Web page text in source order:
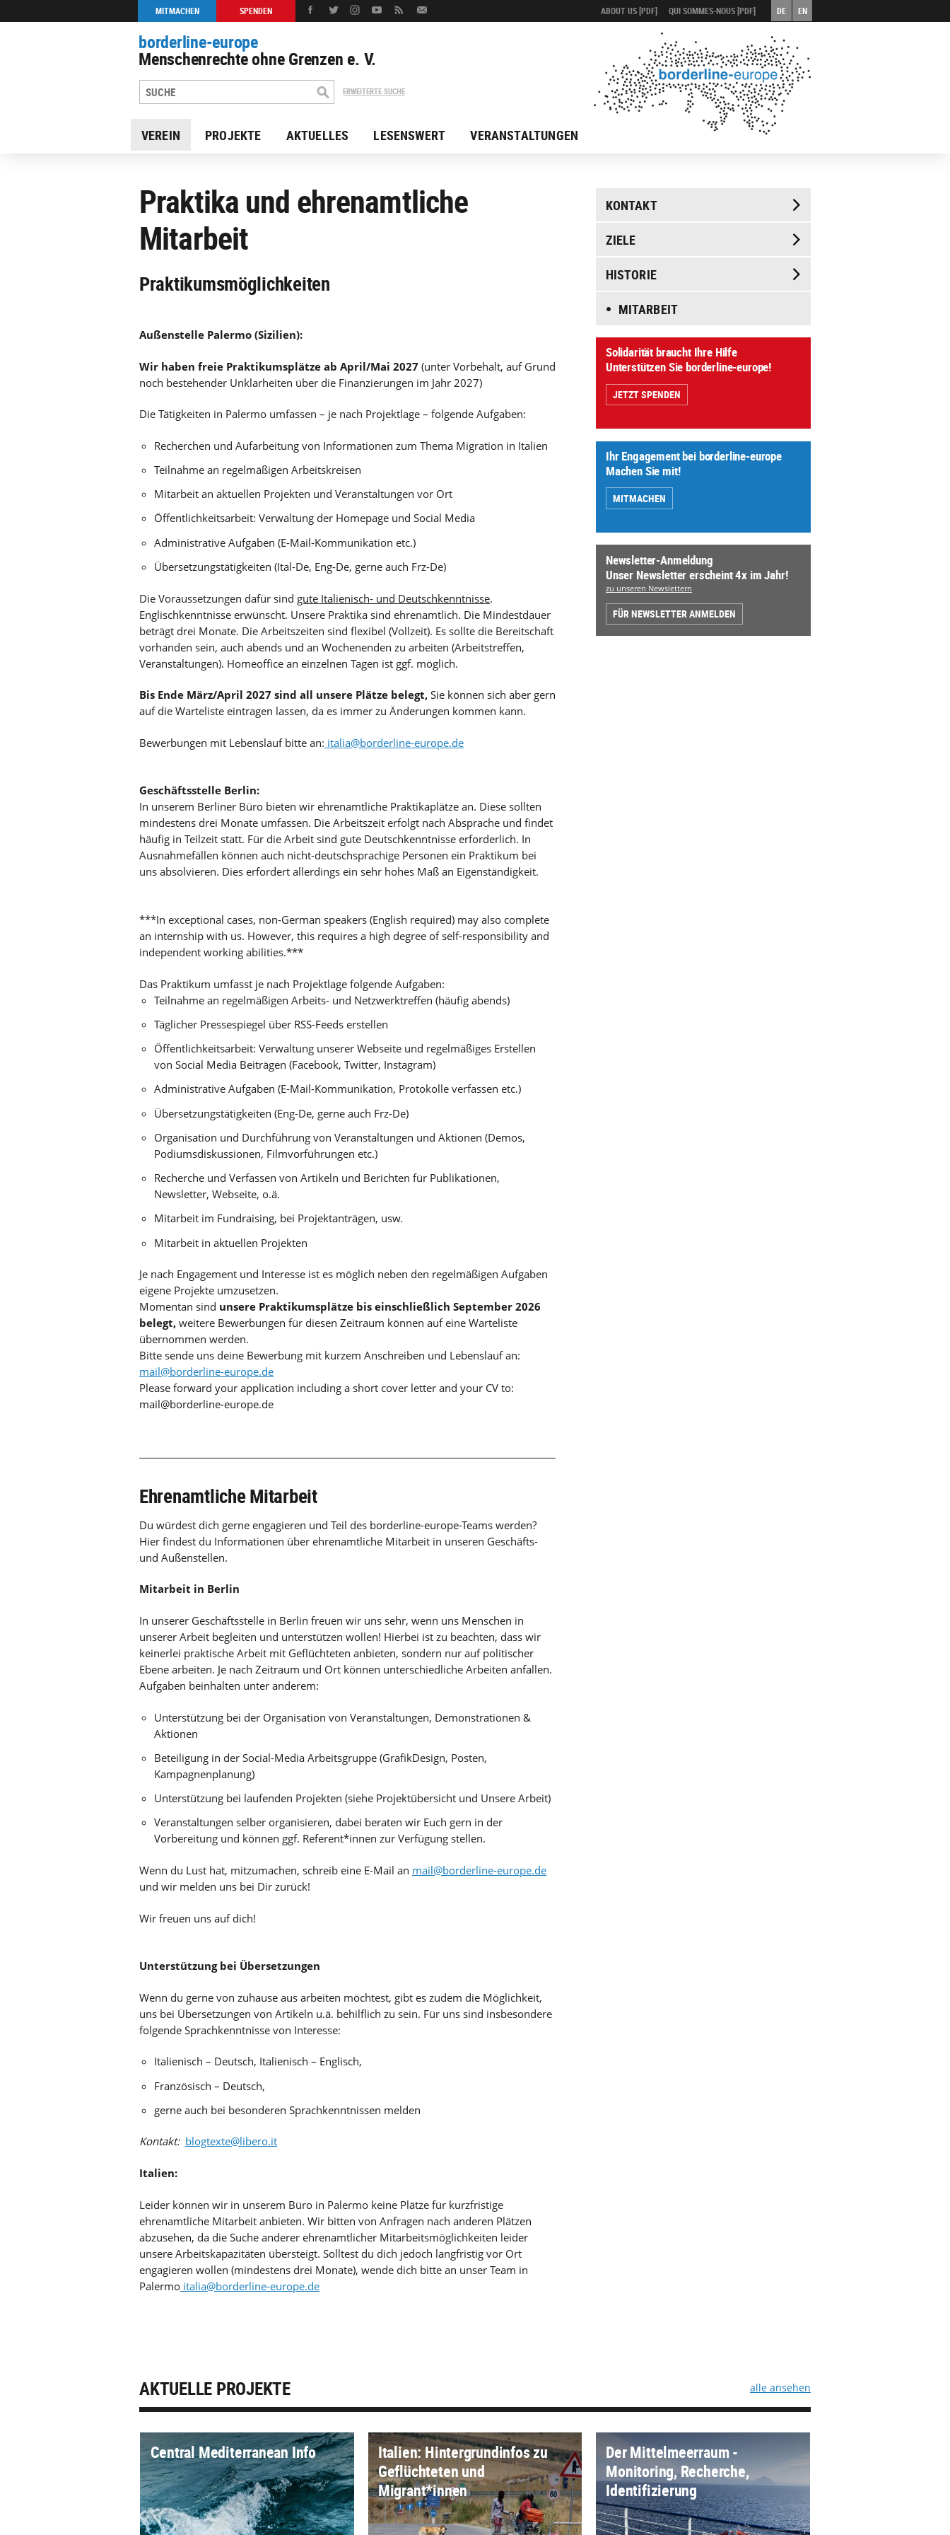
MITMACHEN SPENDEN ABOUT US [PDF] QUI SOMMES-NOUS [PDF] DE EN
borderline-europe
Menschenrechte ohne Grenzen e. V.
ERWEITERTE SUCHE
VEREIN PROJEKTE AKTUELLES LESENSWERT VERANSTALTUNGEN
Praktika und ehrenamtliche
Mitarbeit
Praktikumsmöglichkeiten
Außenstelle Palermo (Sizilien):
Wir haben freie Praktikumsplätze ab April/Mai 2027 (unter Vorbehalt, auf Grund
noch bestehender Unklarheiten über die Finanzierungen im Jahr 2027)
Die Tätigkeiten in Palermo umfassen – je nach Projektlage – folgende Aufgaben:
Recherchen und Aufarbeitung von Informationen zum Thema Migration in Italien
Teilnahme an regelmäßigen Arbeitskreisen
Mitarbeit an aktuellen Projekten und Veranstaltungen vor Ort
Öffentlichkeitsarbeit: Verwaltung der Homepage und Social Media
Administrative Aufgaben (E-Mail-Kommunikation etc.)
Übersetzungstätigkeiten (Ital-De, Eng-De, gerne auch Frz-De)
Die Voraussetzungen dafür sind gute Italienisch- und Deutschkenntnisse.
Englischkenntnisse erwünscht. Unsere Praktika sind ehrenamtlich. Die Mindestdauer
beträgt drei Monate. Die Arbeitszeiten sind flexibel (Vollzeit). Es sollte die Bereitschaft
vorhanden sein, auch abends und an Wochenenden zu arbeiten (Arbeitstreffen,
Veranstaltungen). Homeoffice an einzelnen Tagen ist ggf. möglich.
Bis Ende März/April 2027 sind all unsere Plätze belegt, Sie können sich aber gern
auf die Warteliste eintragen lassen, da es immer zu Änderungen kommen kann.
Bewerbungen mit Lebenslauf bitte an: italia@borderline-europe.de
Geschäftsstelle Berlin:
In unserem Berliner Büro bieten wir ehrenamtliche Praktikaplätze an. Diese sollten
mindestens drei Monate umfassen. Die Arbeitszeit erfolgt nach Absprache und findet
häufig in Teilzeit statt. Für die Arbeit sind gute Deutschkenntnisse erforderlich. In
Ausnahmefällen können auch nicht-deutschsprachige Personen ein Praktikum bei
uns absolvieren. Dies erfordert allerdings ein sehr hohes Maß an Eigenständigkeit.
***In exceptional cases, non-German speakers (English required) may also complete
an internship with us. However, this requires a high degree of self-responsibility and
independent working abilities.***
Das Praktikum umfasst je nach Projektlage folgende Aufgaben:
Teilnahme an regelmäßigen Arbeits- und Netzwerktreffen (häufig abends)
Täglicher Pressespiegel über RSS-Feeds erstellen
Öffentlichkeitsarbeit: Verwaltung unserer Webseite und regelmäßiges Erstellen
von Social Media Beiträgen (Facebook, Twitter, Instagram)
Administrative Aufgaben (E-Mail-Kommunikation, Protokolle verfassen etc.)
Übersetzungstätigkeiten (Eng-De, gerne auch Frz-De)
Organisation und Durchführung von Veranstaltungen und Aktionen (Demos,
Podiumsdiskussionen, Filmvorführungen etc.)
Recherche und Verfassen von Artikeln und Berichten für Publikationen,
Newsletter, Webseite, o.ä.
Mitarbeit im Fundraising, bei Projektanträgen, usw.
Mitarbeit in aktuellen Projekten
Je nach Engagement und Interesse ist es möglich neben den regelmäßigen Aufgaben
eigene Projekte umzusetzen.
Momentan sind unsere Praktikumsplätze bis einschließlich September 2026
belegt, weitere Bewerbungen für diesen Zeitraum können auf eine Warteliste
übernommen werden.
Bitte sende uns deine Bewerbung mit kurzem Anschreiben und Lebenslauf an:
mail@borderline-europe.de
Please forward your application including a short cover letter and your CV to:
mail@borderline-europe.de
Ehrenamtliche Mitarbeit
Du würdest dich gerne engagieren und Teil des borderline-europe-Teams werden?
Hier findest du Informationen über ehrenamtliche Mitarbeit in unseren Geschäfts-
und Außenstellen.
Mitarbeit in Berlin
In unserer Geschäftsstelle in Berlin freuen wir uns sehr, wenn uns Menschen in
unserer Arbeit begleiten und unterstützen wollen! Hierbei ist zu beachten, dass wir
keinerlei praktische Arbeit mit Geflüchteten anbieten, sondern nur auf politischer
Ebene arbeiten. Je nach Zeitraum und Ort können unterschiedliche Arbeiten anfallen.
Aufgaben beinhalten unter anderem:
Unterstützung bei der Organisation von Veranstaltungen, Demonstrationen &
Aktionen
Beteiligung in der Social-Media Arbeitsgruppe (GrafikDesign, Posten,
Kampagnenplanung)
Unterstützung bei laufenden Projekten (siehe Projektübersicht und Unsere Arbeit)
Veranstaltungen selber organisieren, dabei beraten wir Euch gern in der
Vorbereitung und können ggf. Referent*innen zur Verfügung stellen.
Wenn du Lust hat, mitzumachen, schreib eine E-Mail an mail@borderline-europe.de
und wir melden uns bei Dir zurück!
Wir freuen uns auf dich!
Unterstützung bei Übersetzungen
Wenn du gerne von zuhause aus arbeiten möchtest, gibt es zudem die Möglichkeit,
uns bei Übersetzungen von Artikeln u.ä. behilflich zu sein. Für uns sind insbesondere
folgende Sprachkenntnisse von Interesse:
Italienisch – Deutsch, Italienisch – Englisch,
Französisch – Deutsch,
gerne auch bei besonderen Sprachkenntnissen melden
Kontakt: blogtexte@libero.it
Italien:
Leider können wir in unserem Büro in Palermo keine Plätze für kurzfristige
ehrenamtliche Mitarbeit anbieten. Wir bitten von Anfragen nach anderen Plätzen
abzusehen, da die Suche anderer ehrenamtlicher Mitarbeitsmöglichkeiten leider
unsere Arbeitskapazitäten übersteigt. Solltest du dich jedoch langfristig vor Ort
engagieren wollen (mindestens drei Monate), wende dich bitte an unser Team in
Palermo italia@borderline-europe.de
KONTAKT
ZIELE
HISTORIE
MITARBEIT
Solidarität braucht Ihre Hilfe
Unterstützen Sie borderline-europe!
JETZT SPENDEN
Ihr Engagement bei borderline-europe
Machen Sie mit!
MITMACHEN
Newsletter-Anmeldung
Unser Newsletter erscheint 4x im Jahr!
zu unseren Newslettern
FÜR NEWSLETTER ANMELDEN
AKTUELLE PROJEKTE alle ansehen
Central Mediterranean Info
Italien: Hintergrundinfos zu
Geflüchteten und
Migrant*innen
Der Mittelmeerraum -
Monitoring, Recherche,
Identifizierung